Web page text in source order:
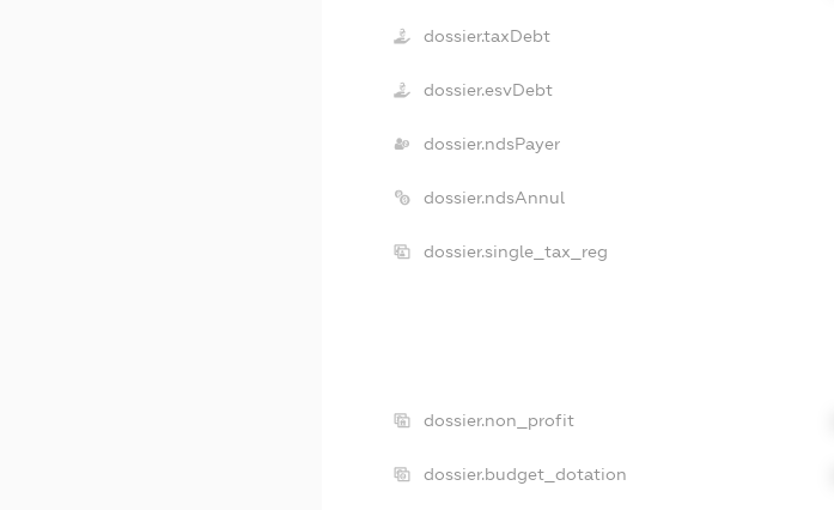
dossier.taxDebt
dossier.esvDebt
dossier.ndsPayer
dossier.ndsAnnul
dossier.single_tax_reg
dossier.non_profit
dossier.budget_dotation